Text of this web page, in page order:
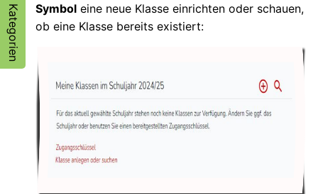
Kategorien
Symbol eine neue Klasse einrichten oder schauen,
ob eine Klasse bereits existiert: